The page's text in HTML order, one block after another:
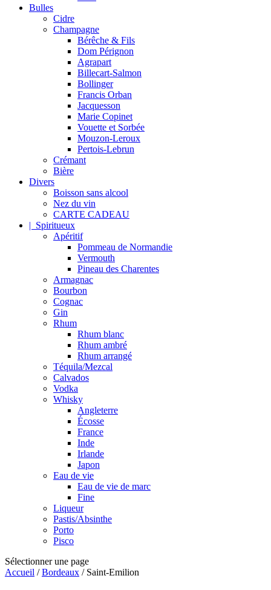
Bulles
Cidre
Champagne
Bérêche & Fils
Dom Pérignon
Agrapart
Billecart-Salmon
Bollinger
Francis Orban
Jacquesson
Marie Copinet
Vouette et Sorbée
Mouzon-Leroux
Pertois-Lebrun
Crémant
Bière
Divers
Boisson sans alcool
Nez du vin
CARTE CADEAU
| Spiritueux
Apéritif
Pommeau de Normandie
Vermouth
Pineau des Charentes
Armagnac
Bourbon
Cognac
Gin
Rhum
Rhum blanc
Rhum ambré
Rhum arrangé
Téquila/Mezcal
Calvados
Vodka
Whisky
Angleterre
Écosse
France
Inde
Irlande
Japon
Eau de vie
Eau de vie de marc
Fine
Liqueur
Pastis/Absinthe
Porto
Pisco
Sélectionner une page
Accueil /Bordeaux / Saint-Emilion